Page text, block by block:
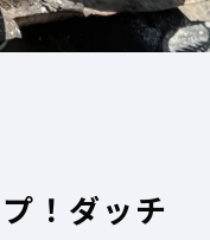
！ダッチ